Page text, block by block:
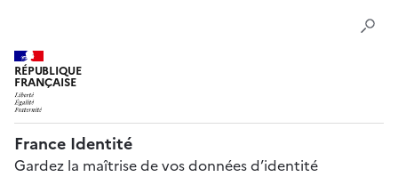
RÉPUBLIQUE
FRANÇAISE
France Identité
Gardez la maîtrise de vos données d’identité